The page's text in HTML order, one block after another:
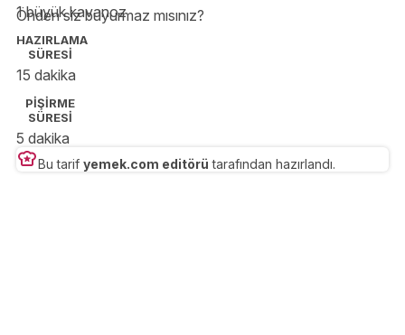
Önden siz buyurmaz mısınız?
1 büyük kavanoz
HAZIRLAMA
SÜRESİ
15 dakika
PİŞİRME
SÜRESİ
5 dakika
Bu tarif yemek.com editörü tarafından hazırlandı.